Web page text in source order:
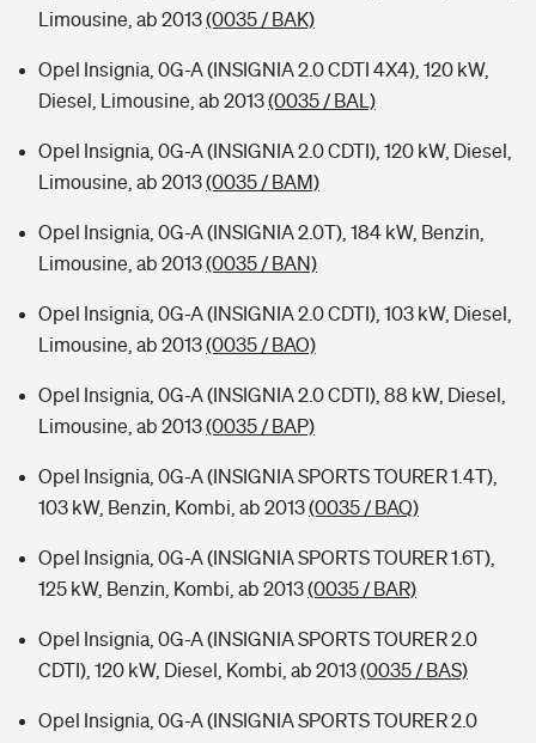
Limousine, ab 2013(0035 / BAK)
Opel Insignia, 0G-A (INSIGNIA 2.0 CDTI 4X4), 120 kW,
Diesel, Limousine, ab 2013(0035 / BAL)
Opel Insignia, 0G-A (INSIGNIA 2.0 CDTI), 120 kW, Diesel,
Limousine, ab 2013(0035 / BAM)
Opel Insignia, 0G-A (INSIGNIA 2.0T), 184 kW, Benzin,
Limousine, ab 2013(0035 / BAN)
Opel Insignia, 0G-A (INSIGNIA 2.0 CDTI), 103 kW, Diesel,
Limousine, ab 2013(0035 / BAO)
Opel Insignia, 0G-A (INSIGNIA 2.0 CDTI), 88 kW, Diesel,
Limousine, ab 2013(0035 / BAP)
Opel Insignia, 0G-A (INSIGNIA SPORTS TOURER 1.4T),
103 kW, Benzin, Kombi, ab 2013(0035 / BAQ)
Opel Insignia, 0G-A (INSIGNIA SPORTS TOURER 1.6T),
125 kW, Benzin, Kombi, ab 2013(0035 / BAR)
Opel Insignia, 0G-A (INSIGNIA SPORTS TOURER 2.0
CDTI), 120 kW, Diesel, Kombi, ab 2013(0035 / BAS)
Opel Insignia, 0G-A (INSIGNIA SPORTS TOURER 2.0